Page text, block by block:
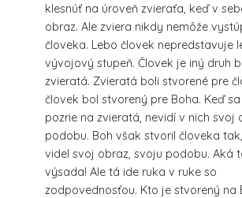
klesnúť na úroveň zvieraťa, keď v
obraz. Ale zviera nikdy nemôže
človeka. Lebo človek nepredstavuje
vývojový stupeň. Človek je iný druh
zvieratá. Zvieratá boli stvorené pre
človek bol stvorený pre Boha. Keď
pozrie na zvieratá, nevidí v nich svoj
podobu. Boh však stvoril človeka
videl svoj obraz, svoju podobu. Aká
výsada! Ale tá ide ruka v ruke so
zodpovednosťou. Kto je stvorený na